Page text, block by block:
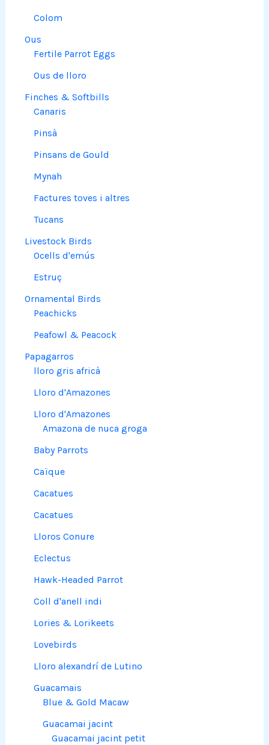
Colom
Ous
Fertile Parrot Eggs
Ous de lloro
Finches & Softbills
Canaris
Pinsà
Pinsans de Gould
Mynah
Factures toves i altres
Tucans
Livestock Birds
Ocells d'emús
Estruç
Ornamental Birds
Peachicks
Peafowl & Peacock
Papagarros
lloro gris africà
Lloro d'Amazones
Lloro d'Amazones
Amazona de nuca groga
Baby Parrots
Caïque
Cacatues
Cacatues
Lloros Conure
Eclectus
Hawk-Headed Parrot
Coll d'anell indi
Lories & Lorikeets
Lovebirds
Lloro alexandrí de Lutino
Guacamais
Blue & Gold Macaw
Guacamai jacint
Guacamai jacint petit